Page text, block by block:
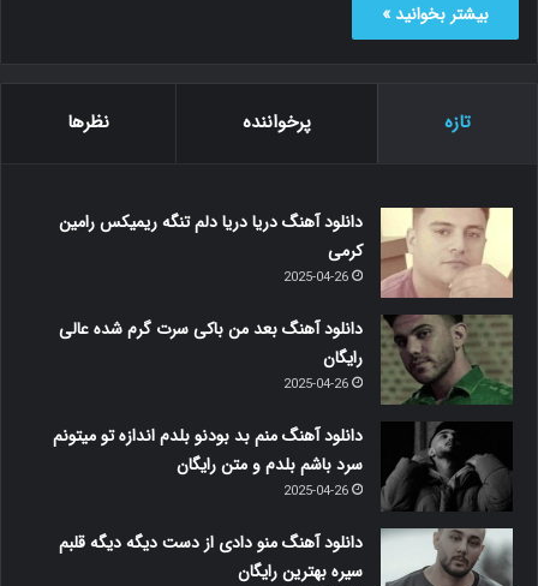
بیشتر بخوانید »
تازه پرخواننده نظرها
دانلود آهنگ دریا دریا دلم تنگه ریمیکس رامین
کرمی
2025-04-26
دانلود آهنگ بعد من باکی سرت گرم شده عالی
رایگان
2025-04-26
دانلود آهنگ منم بد بودنو بلدم اندازه تو میتونم
سرد باشم بلدم و متن رایگان
2025-04-26
دانلود آهنگ منو دادی از دست دیگه دیگه قلبم
سیره بهترین رایگان